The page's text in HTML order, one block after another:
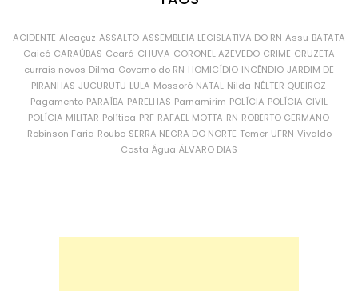
ACIDENTE Alcaçuz ASSALTO ASSEMBLEIA LEGISLATIVA DO RN Assu BATATA
Caicó CARAÚBAS Ceará CHUVA CORONEL AZEVEDO CRIME CRUZETA
currais novos Dilma Governo do RN HOMICÍDIO INCÊNDIO JARDIM DE
PIRANHAS JUCURUTU LULA Mossoró NATAL Nilda NÉLTER QUEIROZ
Pagamento PARAÍBA PARELHAS Parnamirim POLÍCIA POLÍCIA CIVIL
POLÍCIA MILITAR Política PRF RAFAEL MOTTA RN ROBERTO GERMANO
Robinson Faria Roubo SERRA NEGRA DO NORTE Temer UFRN Vivaldo
Costa Água ÁLVARO DIAS